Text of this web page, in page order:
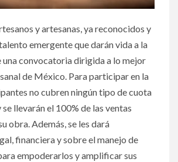
y artesanas, ya reconocidos y
emergente que darán vida a la
una convocatoria dirigida a lo mejor
de México. Para participar en la
no cubren ningún tipo de cuota
llevarán el 100% de las ventas
obra. Además, se les dará
financiera y sobre el manejo de
empoderarlos y amplificar sus